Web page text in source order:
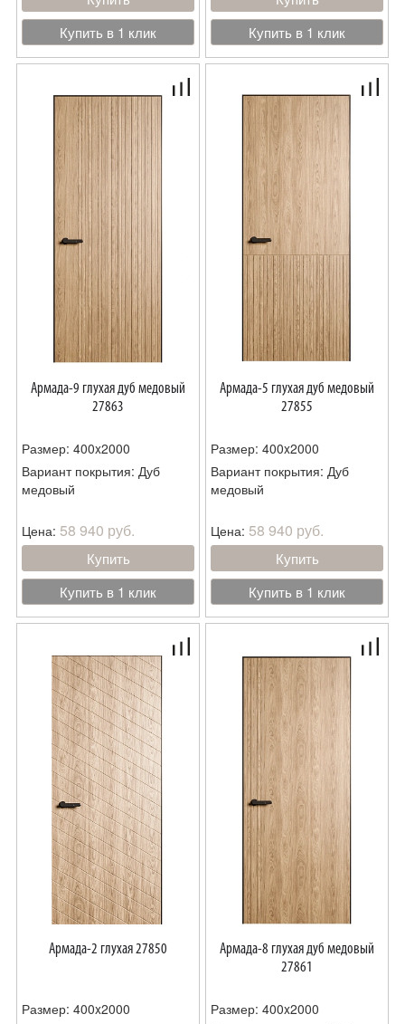
Купить в 1 клик
Купить в 1 клик
Армада-9 глухая дуб медовый
27863
Размер: 400x2000
Вариант покрытия: Дуб
медовый
Цена: 58 940 руб.
Купить
Купить в 1 клик
Армада-5 глухая дуб медовый
27855
Размер: 400x2000
Вариант покрытия: Дуб
медовый
Цена: 58 940 руб.
Купить
Купить в 1 клик
Армада-2 глухая 27850
Размер: 400x2000
Армада-8 глухая дуб медовый
27861
Размер: 400x2000